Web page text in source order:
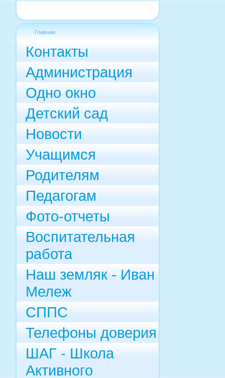
Главная
Контакты
Администрация
Одно окно
Детский сад
Новости
Учащимся
Родителям
Педагогам
Фото-отчеты
Воспитательная
работа
Наш земляк - Иван
Мележ
СППС
Телефоны доверия
ШАГ - Школа
Активного